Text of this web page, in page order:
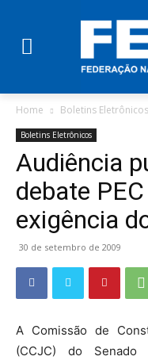
Home Boletins Eletrônicos
Boletins Eletrônicos
Audiência
debate
exigência
30 de setembro de 2009
A Comissão de
(CCJC) do Senado